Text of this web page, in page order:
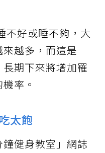
不好或睡不夠，大
越多，而這是
期下來將增加罹
率。
太飽
健身教室」網誌